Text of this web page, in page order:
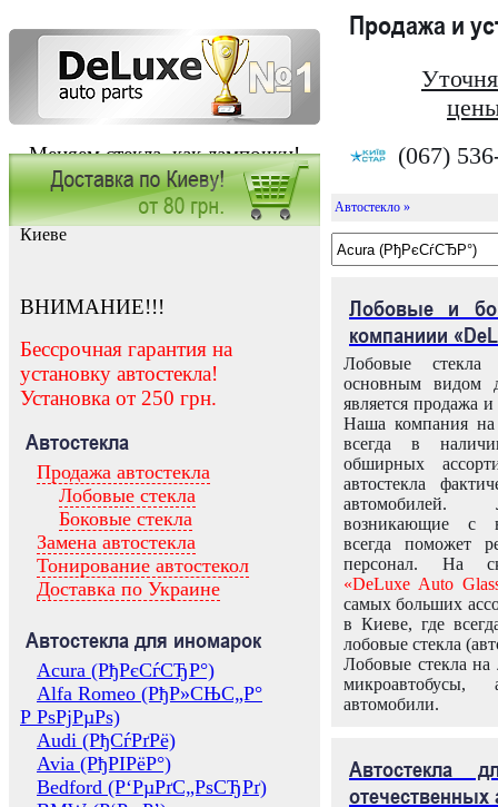
Меняем стекла, как лампочки!
Продажа и
(067)
Заказать установку автостекла в
Киеве
ВНИМАНИЕ!!!
Бессрочная гарантия на
установку автостекла!
Установка от 250 грн.
Автостекла
Продажа автостекла
Лобовые стекла
Боковые стекла
Замена автостекла
Тонирование автостекол
Доставка по Украине
Автостекла для иномарок
Acura (РђРєСѓСЂР°)
Alfa Romeo (РђР»СЊС„Р°
Р РѕРјРµРѕ)
Audi (РђСѓРґРё)
Avia (РђРІРёР°)
Bedford (Р‘РµРґС„РѕСЂРґ)
Автостекло »
Лобовые и
компаниии
Лобовые
основным видом
является продажа и
Наша компания на
всегда в
обширных
автостекла
возникающие с
всегда поможет
персонал. На
«DeLuxe Auto
самых больших
в Киеве, где
лобовые стекла
Лобовые стекла на
микроавтобусы,
автомобили.
Автостекла
отечественных